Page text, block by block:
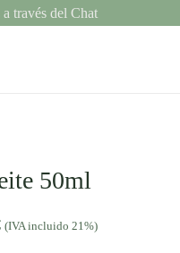
través del Chat
50ml
(IVA incluido 21%)